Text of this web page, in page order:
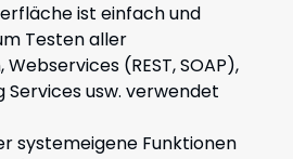
ist einfach und
Testen aller
(REST, SOAP),
Services usw. verwendet
systemeigene Funktionen